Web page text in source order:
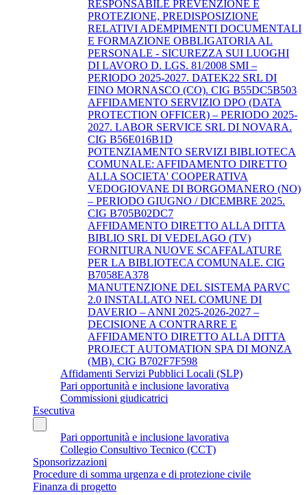
RESPONSABILE PREVENZIONE E
PROTEZIONE, PREDISPOSIZIONE
RELATIVI ADEMPIMENTI DOCUMENTALI
E FORMAZIONE OBBLIGATORIA AL
PERSONALE - SICUREZZA SUI LUOGHI
DI LAVORO D. LGS. 81/2008 SMI –
PERIODO 2025-2027. DATEK22 SRL DI
FINO MORNASCO (CO). CIG B55DC5B503
AFFIDAMENTO SERVIZIO DPO (DATA
PROTECTION OFFICER) – PERIODO 2025-
2027. LABOR SERVICE SRL DI NOVARA.
CIG B56E016B1D
POTENZIAMENTO SERVIZI BIBLIOTECA
COMUNALE: AFFIDAMENTO DIRETTO
ALLA SOCIETA' COOPERATIVA
VEDOGIOVANE DI BORGOMANERO (NO)
– PERIODO GIUGNO / DICEMBRE 2025.
CIG B705B02DC7
AFFIDAMENTO DIRETTO ALLA DITTA
BIBLIO SRL DI VEDELAGO (TV)
FORNITURA NUOVE SCAFFALATURE
PER LA BIBLIOTECA COMUNALE. CIG
B7058EA378
MANUTENZIONE DEL SISTEMA PARVC
2.0 INSTALLATO NEL COMUNE DI
DAVERIO – ANNI 2025-2026-2027 –
DECISIONE A CONTRARRE E
AFFIDAMENTO DIRETTO ALLA DITTA
PROJECT AUTOMATION SPA DI MONZA
(MB). CIG B702F7F598
Affidamenti Servizi Pubblici Locali (SLP)
Pari opportunità e inclusione lavorativa
Commissioni giudicatrici
Esecutiva
Pari opportunità e inclusione lavorativa
Collegio Consultivo Tecnico (CCT)
Sponsorizzazioni
Procedure di somma urgenza e di protezione civile
Finanza di progetto